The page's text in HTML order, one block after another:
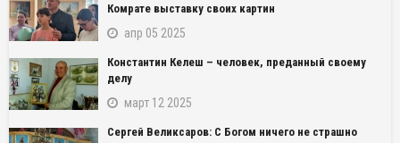
Комрате выставку своих картин
апр 05 2025
Константин Келеш – человек, преданный своему
делу
март 12 2025
Сергей Великсаров: С Богом ничего не страшно